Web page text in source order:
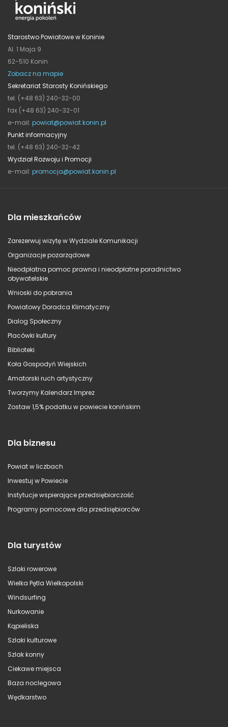
Starostwo Powiatowe w Koninie
Al. 1 Maja 9
62-510 Konin
Zobacz na mapie
Sekretariat Starosty Konińskiego
tel. (+48 63) 240-32-00
fax (+48 63) 240-32-01
e-mail: powiat@powiat.konin.pl
Punkt informacyjny
tel. (+48 63) 240-32-42
Wydział Rozwoju i Promocji
e-mail: promocja@powiat.konin.pl
Dla mieszkańców
Zarezerwuj wizytę w Wydziale Komunikacji
Organizacje pozarządowe
Nieodpłatna pomoc prawna i nieodpłatne poradnictwo
obywatelskie
Wnioski do pobrania
Powiatowy Doradca Klimatyczny
Dialog Społeczny
Placówki kultury
Biblioteki
Koła Gospodyń Wiejskich
Amatorski ruch artystyczny
Tworzymy Kalendarz Imprez
Zostaw 1,5% podatku w powiecie konińskim
Dla biznesu
Powiat w liczbach
Inwestuj w Powiecie
Instytucje wspierające przedsiębiorczość
Programy pomocowe dla przedsiębiorców
Dla turystów
Szlaki rowerowe
Wielka Pętla Wielkopolski
Windsurfing
Nurkowanie
Kąpieliska
Szlaki kulturowe
Szlak konny
Ciekawe miejsca
Baza noclegowa
Wędkarstwo